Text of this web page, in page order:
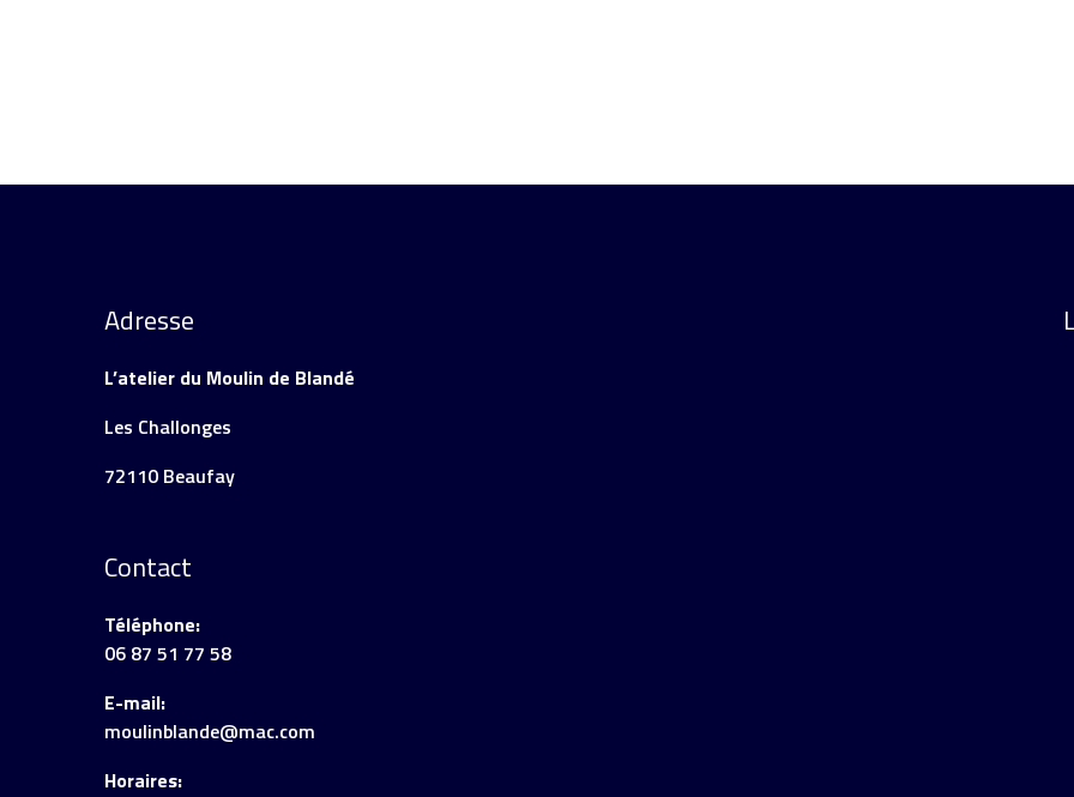
Adresse
L’atelier du Moulin de Blandé
Les Challonges
72110 Beaufay
Contact
Téléphone:
06 87 51 77 58
E-mail:
moulinblande@mac.com
Horaires: